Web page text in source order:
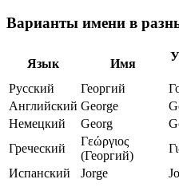
Варианты имени в
Язык Имя
Русский
Георгий
Английский George
Немецкий
Georg
Греческий
Γεώργιος
(Георгий)
Испанский
Jorge